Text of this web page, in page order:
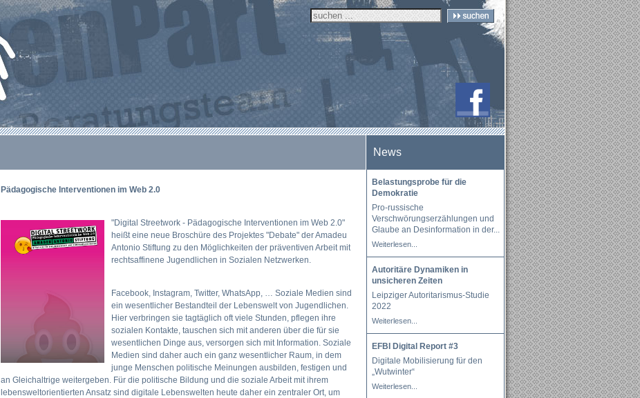
Pädagogische Interventionen im Web 2.0
"Digital Streetwork - Pädagogische Interventionen im Web 2.0"
heißt eine neue Broschüre des Projektes "Debate" der Amadeu
Antonio Stiftung zu den Möglichkeiten der präventiven Arbeit mit
rechtsaffinene Jugendlichen in Sozialen Netzwerken.
Facebook, Instagram, Twitter, WhatsApp, … Soziale Medien sind
ein wesentlicher Bestandteil der Lebenswelt von Jugendlichen.
Hier verbringen sie tagtäglich oft viele Stunden, pflegen ihre
sozialen Kontakte, tauschen sich mit anderen über die für sie
wesentlichen Dinge aus, versorgen sich mit Information. Soziale
Medien sind daher auch ein ganz wesentlicher Raum, in dem
junge Menschen politische Meinungen ausbilden, festigen und
an Gleichaltrige weitergeben. Für die politische Bildung und die soziale Arbeit mit ihrem
lebensweltorientierten Ansatz sind digitale Lebenswelten heute daher ein zentraler Ort, um
News
Belastungsprobe für die
Demokratie
Pro-russische
Verschwörungserzählungen und
Glaube an Desinformation in der...
Weiterlesen...
Autoritäre Dynamiken in
unsicheren Zeiten
Leipziger Autoritarismus-Studie
2022
Weiterlesen...
EFBI Digital Report #3
Digitale Mobilisierung für den
„Wutwinter“
Weiterlesen...